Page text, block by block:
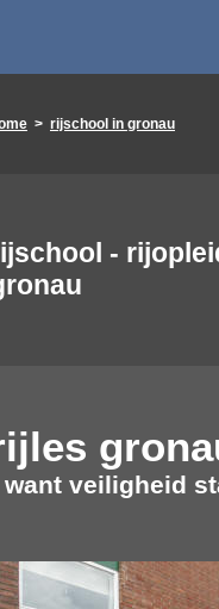
> rijschool in gronau
-
want veiligheid